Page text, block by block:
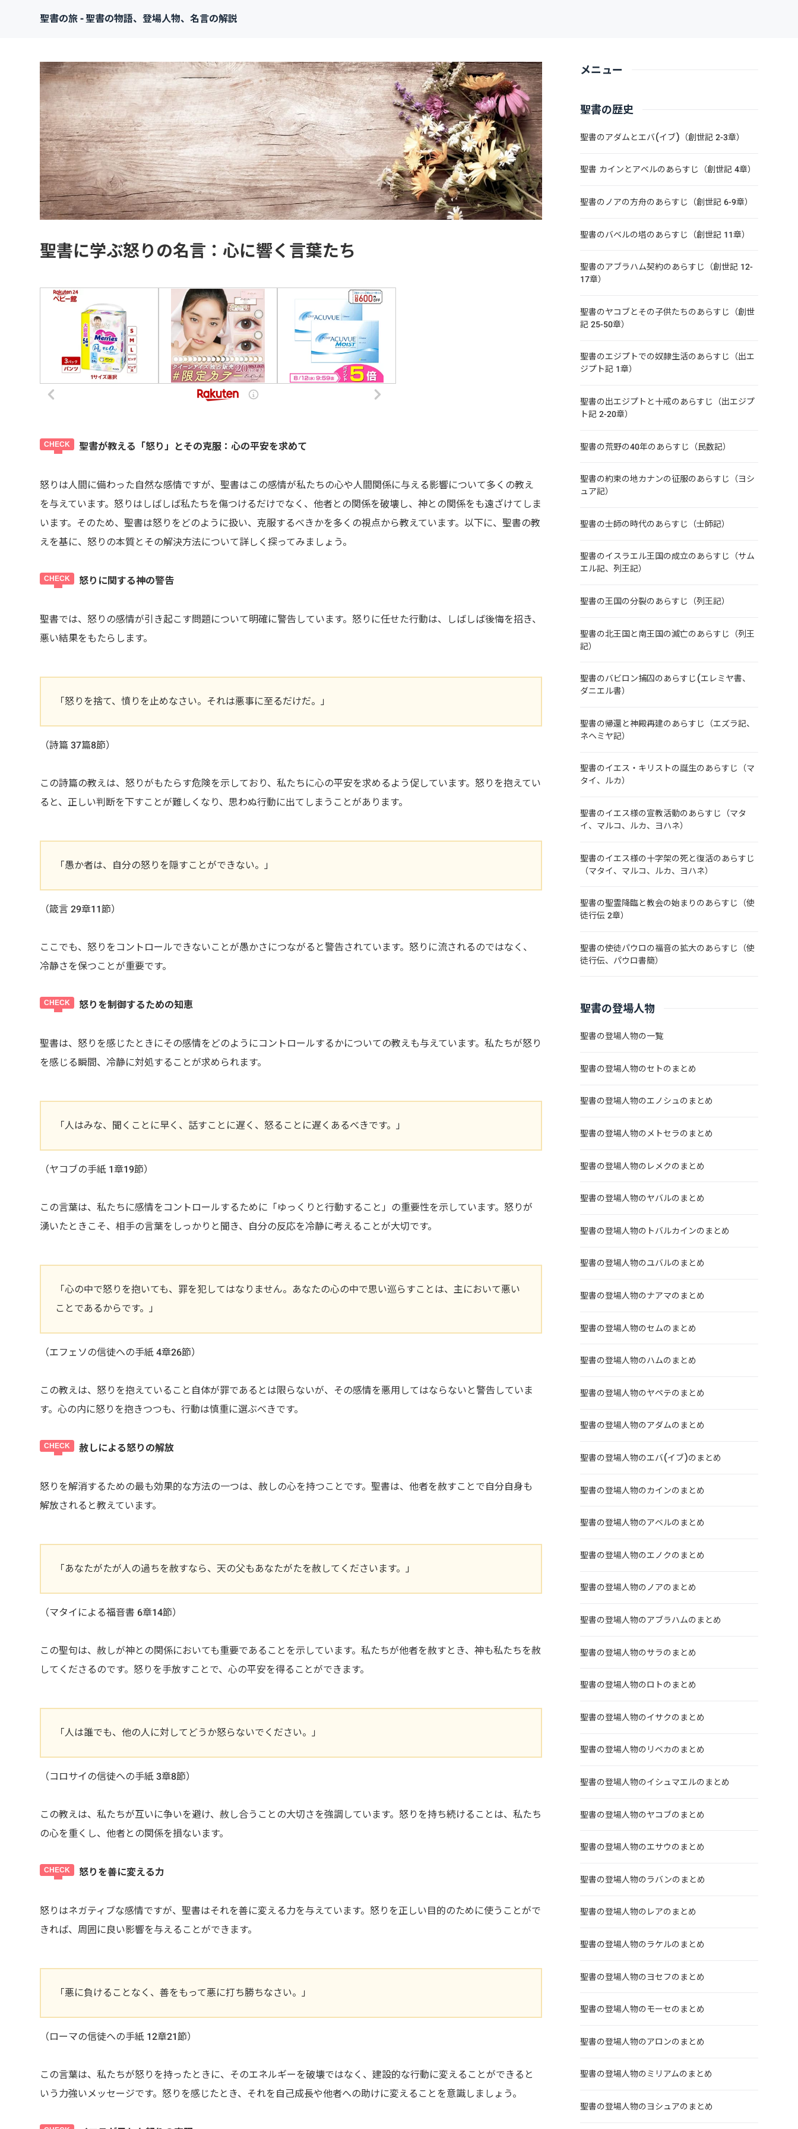
聖書の旅 - 聖書の物語、登場人物、名言の解説
聖書に学ぶ怒りの名言：心に響く言葉たち
聖書が教える「怒り」とその克服：心の平安を求めて
怒りは人間に備わった自然な感情ですが、聖書はこの感情が私たちの心や人間関係に与える影響について多くの教え
を与えています。怒りはしばしば私たちを傷つけるだけでなく、他者との関係を破壊し、神との関係をも遠ざけてしま
います。そのため、聖書は怒りをどのように扱い、克服するべきかを多くの視点から教えています。以下に、聖書の教
えを基に、怒りの本質とその解決方法について詳しく探ってみましょう。
怒りに関する神の警告
聖書では、怒りの感情が引き起こす問題について明確に警告しています。怒りに任せた行動は、しばしば後悔を招き、
悪い結果をもたらします。
「怒りを捨て、憤りを止めなさい。それは悪事に至るだけだ。」
（詩篇 37篇8節）
この詩篇の教えは、怒りがもたらす危険を示しており、私たちに心の平安を求めるよう促しています。怒りを抱えてい
ると、正しい判断を下すことが難しくなり、思わぬ行動に出てしまうことがあります。
「愚か者は、自分の怒りを隠すことができない。」
（箴言 29章11節）
ここでも、怒りをコントロールできないことが愚かさにつながると警告されています。怒りに流されるのではなく、
冷静さを保つことが重要です。
怒りを制御するための知恵
聖書は、怒りを感じたときにその感情をどのようにコントロールするかについての教えも与えています。私たちが怒り
を感じる瞬間、冷静に対処することが求められます。
「人はみな、聞くことに早く、話すことに遅く、怒ることに遅くあるべきです。」
（ヤコブの手紙 1章19節）
この言葉は、私たちに感情をコントロールするために「ゆっくりと行動すること」の重要性を示しています。怒りが
湧いたときこそ、相手の言葉をしっかりと聞き、自分の反応を冷静に考えることが大切です。
「心の中で怒りを抱いても、罪を犯してはなりません。あなたの心の中で思い巡らすことは、主において悪い
ことであるからです。」
（エフェソの信徒への手紙 4章26節）
この教えは、怒りを抱えていること自体が罪であるとは限らないが、その感情を悪用してはならないと警告していま
す。心の内に怒りを抱きつつも、行動は慎重に選ぶべきです。
赦しによる怒りの解放
怒りを解消するための最も効果的な方法の一つは、赦しの心を持つことです。聖書は、他者を赦すことで自分自身も
解放されると教えています。
「あなたがたが人の過ちを赦すなら、天の父もあなたがたを赦してくださいます。」
（マタイによる福音書 6章14節）
この聖句は、赦しが神との関係においても重要であることを示しています。私たちが他者を赦すとき、神も私たちを赦
してくださるのです。怒りを手放すことで、心の平安を得ることができます。
「人は誰でも、他の人に対してどうか怒らないでください。」
（コロサイの信徒への手紙 3章8節）
この教えは、私たちが互いに争いを避け、赦し合うことの大切さを強調しています。怒りを持ち続けることは、私たち
の心を重くし、他者との関係を損ないます。
怒りを善に変える力
怒りはネガティブな感情ですが、聖書はそれを善に変える力を与えています。怒りを正しい目的のために使うことがで
きれば、周囲に良い影響を与えることができます。
「悪に負けることなく、善をもって悪に打ち勝ちなさい。」
（ローマの信徒への手紙 12章21節）
この言葉は、私たちが怒りを持ったときに、そのエネルギーを破壊ではなく、建設的な行動に変えることができると
いう力強いメッセージです。怒りを感じたとき、それを自己成長や他者への助けに変えることを意識しましょう。
メニュー
聖書の歴史
聖書のアダムとエバ(イブ)（創世記 2-3章）
聖書 カインとアベルのあらすじ（創世記 4章）
聖書のノアの方舟のあらすじ（創世記 6-9章）
聖書のバベルの塔のあらすじ（創世記 11章）
聖書のアブラハム契約のあらすじ（創世記 12-
17章）
聖書のヤコブとその子供たちのあらすじ（創世
記 25-50章）
聖書のエジプトでの奴隷生活のあらすじ（出エ
ジプト記 1章）
聖書の出エジプトと十戒のあらすじ（出エジプ
ト記 2-20章）
聖書の荒野の40年のあらすじ（民数記）
聖書の約束の地カナンの征服のあらすじ（ヨシ
ュア記）
聖書の士師の時代のあらすじ（士師記）
聖書のイスラエル王国の成立のあらすじ（サム
エル記、列王記）
聖書の王国の分裂のあらすじ（列王記）
聖書の北王国と南王国の滅亡のあらすじ（列王
記）
聖書のバビロン捕囚のあらすじ(エレミヤ書、
ダニエル書）
聖書の帰還と神殿再建のあらすじ（エズラ記、
ネヘミヤ記）
聖書のイエス・キリストの誕生のあらすじ（マ
タイ、ルカ）
聖書のイエス様の宣教活動のあらすじ（マタ
イ、マルコ、ルカ、ヨハネ）
聖書のイエス様の十字架の死と復活のあらすじ
（マタイ、マルコ、ルカ、ヨハネ）
聖書の聖霊降臨と教会の始まりのあらすじ（使
徒行伝 2章）
聖書の使徒パウロの福音の拡大のあらすじ（使
徒行伝、パウロ書簡）
聖書の登場人物
聖書の登場人物の一覧
聖書の登場人物のセトのまとめ
聖書の登場人物のエノシュのまとめ
聖書の登場人物のメトセラのまとめ
聖書の登場人物のレメクのまとめ
聖書の登場人物のヤバルのまとめ
聖書の登場人物のトバルカインのまとめ
聖書の登場人物のユバルのまとめ
聖書の登場人物のナアマのまとめ
聖書の登場人物のセムのまとめ
聖書の登場人物のハムのまとめ
聖書の登場人物のヤペテのまとめ
聖書の登場人物のアダムのまとめ
聖書の登場人物のエバ(イブ)のまとめ
聖書の登場人物のカインのまとめ
聖書の登場人物のアベルのまとめ
聖書の登場人物のエノクのまとめ
聖書の登場人物のノアのまとめ
聖書の登場人物のアブラハムのまとめ
聖書の登場人物のサラのまとめ
聖書の登場人物のロトのまとめ
聖書の登場人物のイサクのまとめ
聖書の登場人物のリベカのまとめ
聖書の登場人物のイシュマエルのまとめ
聖書の登場人物のヤコブのまとめ
聖書の登場人物のエサウのまとめ
聖書の登場人物のラバンのまとめ
聖書の登場人物のレアのまとめ
聖書の登場人物のラケルのまとめ
聖書の登場人物のヨセフのまとめ
聖書の登場人物のモーセのまとめ
聖書の登場人物のアロンのまとめ
聖書の登場人物のミリアムのまとめ
聖書の登場人物のヨシュアのまとめ